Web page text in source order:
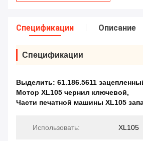
Спецификации Описание
Спецификации
Выделить: 61.186.5611
Мотор XL105 чернил ключевой,
Части печатной машины XL105
Использовать: XL105